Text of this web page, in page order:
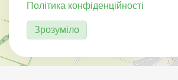
Політика конфіденційності
Зрозуміло